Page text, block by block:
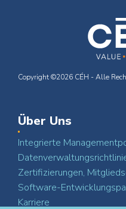
Copyright ©2026 CÉH - Alle
Über Uns
Integrierte
Zertifizierungen,
Software-
Karriere